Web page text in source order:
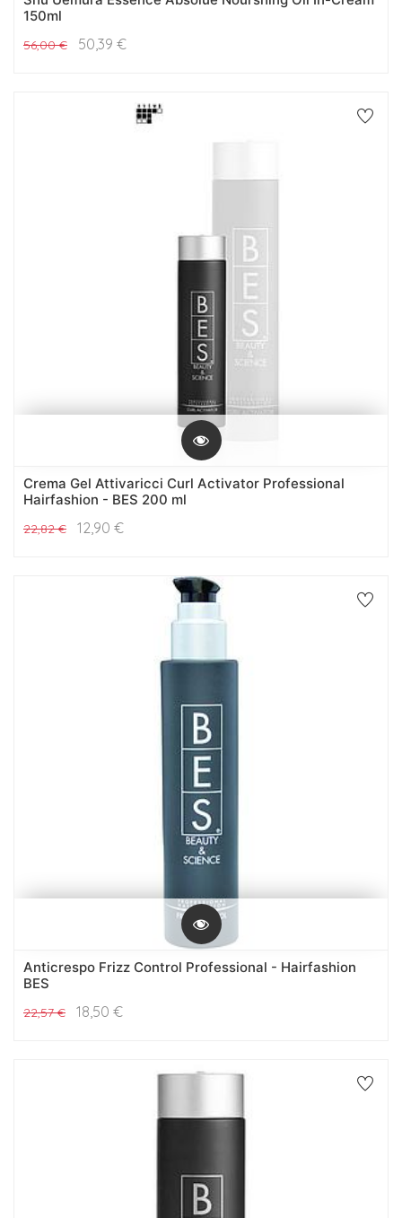
150ml
56,00€ 50,39 €
Crema Gel Attivaricci Curl Activator Professional
Hairfashion - BES 200 ml
22,82€ 12,90 €
Anticrespo Frizz Control Professional - Hairfashion
BES
22,57€ 18,50 €